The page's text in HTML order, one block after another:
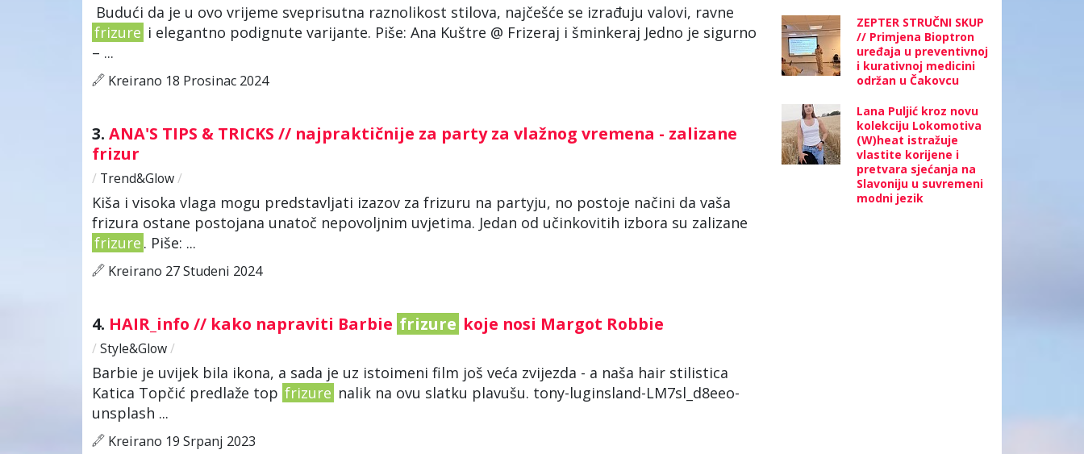
Budući da je u ovo vrijeme sveprisutna raznolikost stilova, najčešće se izrađuju valovi, ravne
frizure i elegantno podignute varijante. Piše: Ana Kuštre @ Frizeraj i šminkeraj Jedno je sigurno
– ...
Kreirano 18 Prosinac 2024
3. ANA'S TIPS & TRICKS // najpraktičnije za party za vlažnog vremena - zalizane
frizur
/ Trend&Glow/
Kiša i visoka vlaga mogu predstavljati izazov za frizuru na partyju, no postoje načini da vaša
frizura ostane postojana unatoč nepovoljnim uvjetima. Jedan od učinkovitih izbora su zalizane
frizure . Piše: ...
Kreirano 27 Studeni 2024
4. HAIR_info // kako napraviti Barbie frizure koje nosi Margot Robbie
/ Style&Glow/
Barbie je uvijek bila ikona, a sada je uz istoimeni film još veća zvijezda - a naša hair stilistica
Katica Topčić predlaže top frizure nalik na ovu slatku plavušu. tony-luginsland-LM7sl_d8eeo-
unsplash ...
Kreirano 19 Srpanj 2023
ZEPTER STRUČNI SKUP
// Primjena Bioptron
uređaja u preventivnoj
i kurativnoj medicini
održan u Čakovcu
Lana Puljić kroz novu
kolekciju Lokomotiva
(W)heat istražuje
vlastite korijene i
pretvara sjećanja na
Slavoniju u suvremeni
modni jezik